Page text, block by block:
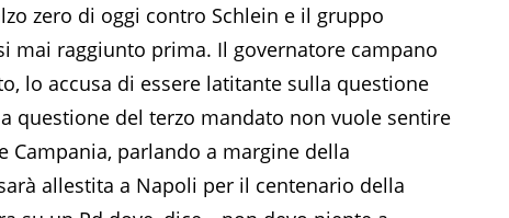
zero di oggi contro Schlein e il gruppo
mai raggiunto prima. Il governatore campano
lo accusa di essere latitante sulla questione
questione del terzo mandato non vuole sentire
Campania, parlando a margine della
allestita a Napoli per il centenario della